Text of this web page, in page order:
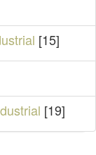
[15]
[19]